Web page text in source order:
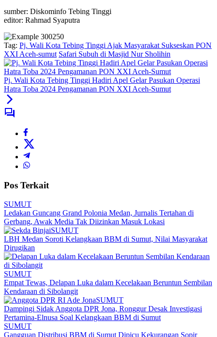
sumber: Diskominfo Tebing Tinggi
editor: Rahmad Syaputra
Tag: Pj. Wali Kota Tebing Tinggi Ajak Masyarakat Sukseskan PON
XXI Aceh-sumut Safari Subuh di Masjid Nur Sholihin
Pj. Wali Kota Tebing Tinggi Hadiri Apel Gelar Pasukan Operasi
Hatra Toba 2024 Pengamanan PON XXI Aceh-Sumut
Pos Terkait
SUMUT
Ledakan Guncang Grand Polonia Medan, Jurnalis Tertahan di
Gerbang, Awak Media Tak Diizinkan Masuk Lokasi
SUMUT
LBH Medan Soroti Kelangkaan BBM di Sumut, Nilai Masyarakat
Dirugikan
SUMUT
Empat Tewas, Delapan Luka dalam Kecelakaan Beruntun Sembilan
Kendaraan di Sibolangit
SUMUT
Dampingi Sidak Anggota DPR Jona, Ronggur Desak Investigasi
Pertamina-Elnusa Soal Kelangkaan BBM di Sumut
SUMUT
Gangguan Distribusi BBM di Sumut Dipicu Kekurangan Sopir